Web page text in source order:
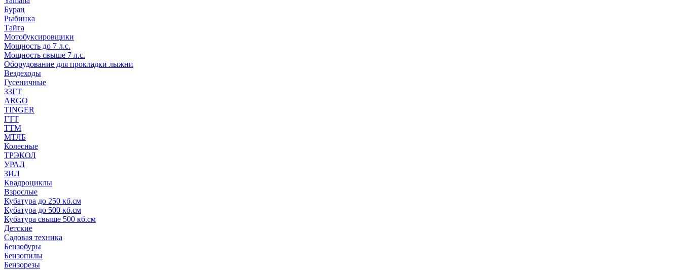
Буран
Рыбинка
Тайга
Мотобуксировщики
Мощность до 7 л.с.
Мощность свыше 7 л.с.
Оборудование для прокладки лыжни
Вездеходы
Гусеничные
ЗЗГТ
ARGO
TINGER
ГТТ
ТТМ
МТЛБ
Колесные
ТРЭКОЛ
УРАЛ
ЗИЛ
Квадроциклы
Взрослые
Кубатура до 250 кб.см
Кубатура до 500 кб.см
Кубатура свыше 500 кб.см
Детские
Садовая техника
Бензобуры
Бензопилы
Бензорезы